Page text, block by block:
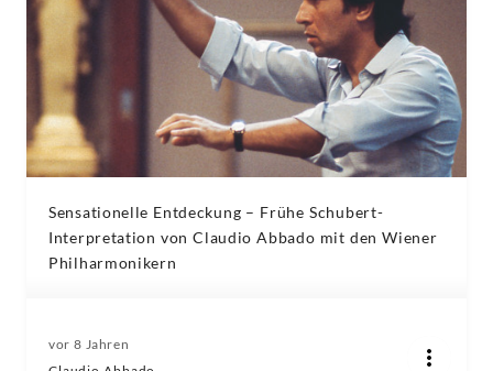
Sensationelle Entdeckung – Frühe Schubert-
Interpretation von Claudio Abbado mit den Wiener
Philharmonikern
vor 8 Jahren